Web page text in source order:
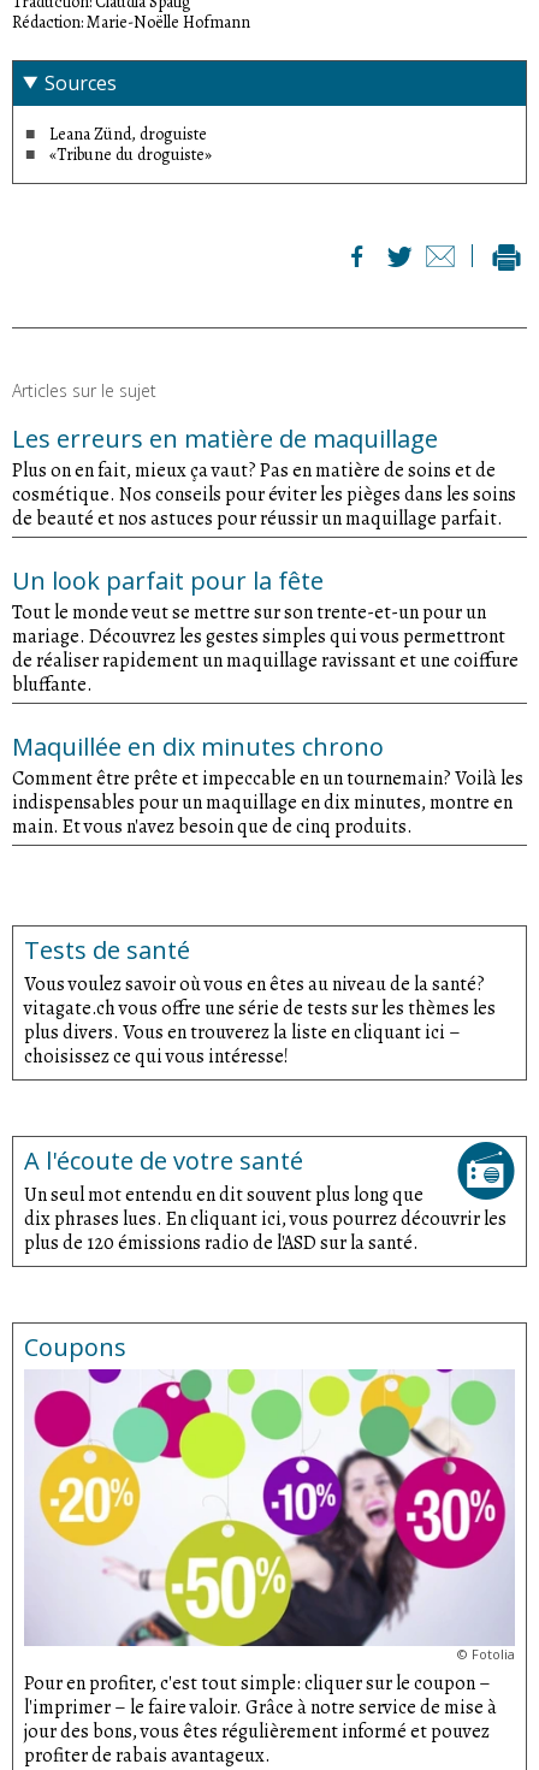
Rédaction: Marie-Noëlle Hofmann
Sources
Leana Zünd, droguiste
«Tribune du droguiste»
Articles sur le sujet
Les erreurs en matière de maquillage
Plus on en fait, mieux ça vaut? Pas en matière de soins et de
cosmétique. Nos conseils pour éviter les pièges dans les soins
de beauté et nos astuces pour réussir un maquillage parfait.
Un look parfait pour la fête
Tout le monde veut se mettre sur son trente-et-un pour un
mariage. Découvrez les gestes simples qui vous permettront
de réaliser rapidement un maquillage ravissant et une coiffure
bluffante.
Maquillée en dix minutes chrono
Comment être prête et impeccable en un tournemain? Voilà les
indispensables pour un maquillage en dix minutes, montre en
main. Et vous n'avez besoin que de cinq produits.
Tests de santé
Vous voulez savoir où vous en êtes au niveau de la santé?
vitagate.ch vous offre une série de tests sur les thèmes les
plus divers. Vous en trouverez la liste en cliquant ici –
choisissez ce qui vous intéresse!
A l'écoute de votre santé
Un seul mot entendu en dit souvent plus long que
dix phrases lues. En cliquant ici, vous pourrez découvrir les
plus de 120 émissions radio de l'ASD sur la santé.
Coupons
© Fotolia
Pour en profiter, c'est tout simple: cliquer sur le coupon –
l'imprimer – le faire valoir. Grâce à notre service de mise à
jour des bons, vous êtes régulièrement informé et pouvez
profiter de rabais avantageux.